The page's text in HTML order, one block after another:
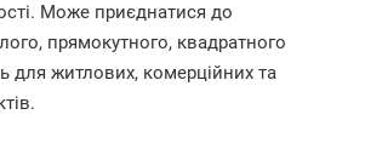
Може приєднатися до
прямокутного, квадратного
для житлових, комерційних та